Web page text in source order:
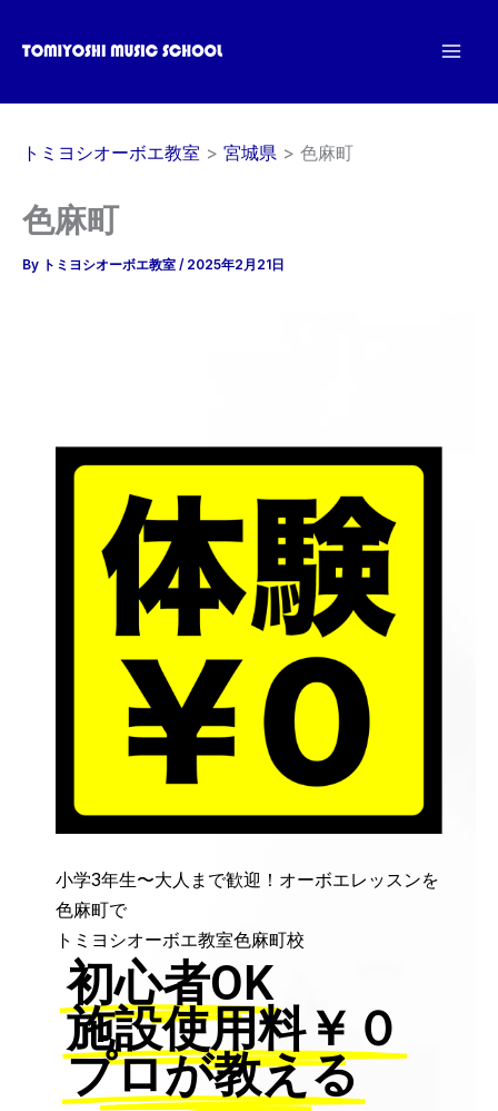
ス
トミヨシオーボエ教室 宮城県 色麻町
色麻町
By トミヨシオーボエ教室 / 2025年2月21日
小学3年生〜大人まで歓迎！オーボエレッスンを
色麻町で
トミヨシオーボエ教室色麻町校
初心者OK
施設使用料￥０
プロが教える